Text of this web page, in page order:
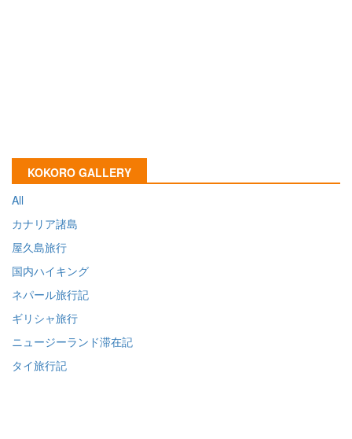
KOKORO GALLERY
All
カナリア諸島
屋久島旅行
国内ハイキング
ネパール旅行記
ギリシャ旅行
ニュージーランド滞在記
タイ旅行記